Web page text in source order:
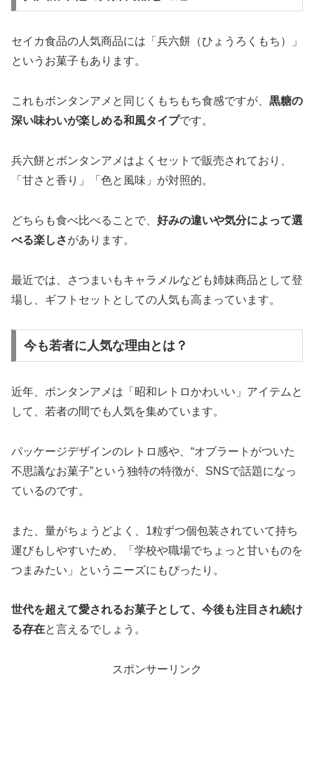
セイカ食品の人気商品には「兵六餅（ひょうろくもち）」
というお菓子もあります。
これもボンタンアメと同じくもちもち食感ですが、 黒糖の
深い味わいが楽しめる和風タイプです。
兵六餅とボンタンアメはよくセットで販売されており、
「甘さと香り」「色と風味」が対照的。
どちらも食べ比べることで、 好みの違いや気分によって選
べる楽しさがあります。
最近では、さつまいもキャラメルなども姉妹商品として登
場し、ギフトセットとしての人気も高まっています。
今も若者に人気な理由とは？
近年、ボンタンアメは「昭和レトロかわいい」アイテムと
して、若者の間でも人気を集めています。
パッケージデザインのレトロ感や、“オブラートがついた
不思議なお菓子”という独特の特徴が、SNSで話題になっ
ているのです。
また、量がちょうどよく、1粒ずつ個包装されていて持ち
運びもしやすいため、「学校や職場でちょっと甘いものを
つまみたい」というニーズにもぴったり。
世代を超えて愛されるお菓子として、今後も注目され続け
る存在と言えるでしょう。
スポンサーリンク